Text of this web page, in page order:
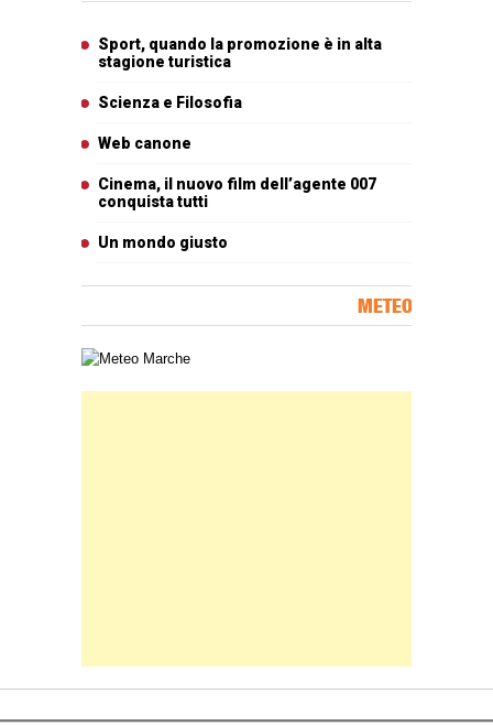
Sport, quando la promozione è in alta
stagione turistica
Scienza e Filosofia
Web canone
Cinema, il nuovo film dell’agente 007
conquista tutti
Un mondo giusto
METEO
Carta meteorologica delle Marche